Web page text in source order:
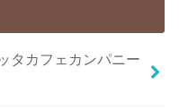
タカフェカンパニー